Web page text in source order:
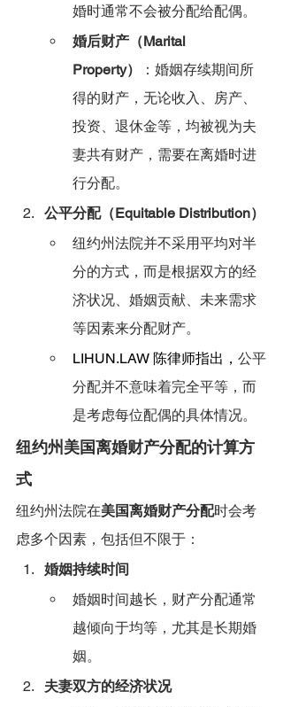
婚时通常不会被分配给配偶。
婚后财产（Marital
Property）
：婚姻存续期间所
得的财产，无论收入、房产、
投资、退休金等，均被视为夫
妻共有财产，需要在离婚时进
行分配。
公平分配（Equitable Distribution）
纽约州法院并不采用平均对半
分的方式，而是根据双方的经
济状况、婚姻贡献、未来需求
等因素来分配财产。
LIHUN.LAW 陈律师指出， 公平
分配并不意味着完全平等，而
是考虑每位配偶的具体情况。
纽约州美国离婚财产分配的计算方
式
纽约州法院在美国离婚财产分配时会考
虑多个因素，包括但不限于：
婚姻持续时间
婚姻时间越长，财产分配通常
越倾向于均等，尤其是长期婚
姻。
夫妻双方的经济状况